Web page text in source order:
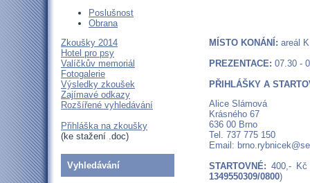
Poslušnost
Obrana
Zkoušky 2014
Hotel pro psy
Valíčkův memoriál
Fotogalerie
Výsledky zkoušek
Zajímavé odkazy
Rozšířené vyhledávání
Přihláška na zkoušky
(ke stažení .doc)
Vyhledávání
MÍSTO KONÁNÍ: areál
PREZENTACE: 07.30 -
PŘIHLÁŠKY A
Alice Slámová
Krásného 67
636 00 Brno
Tel. 737 775 150
Email:
STARTOVNÉ: 400,-
1349550309/0800)